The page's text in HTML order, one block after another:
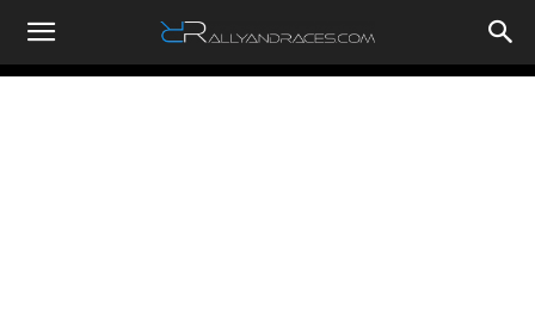
RallyandRaces.com